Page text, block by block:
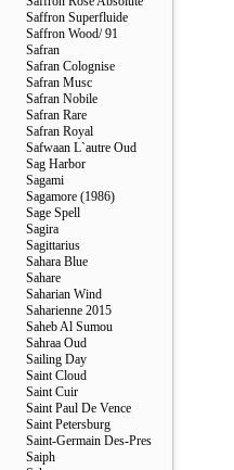
Saffron Superfluide
Saffron Wood/ 91
Safran
Safran Colognise
Safran Musc
Safran Nobile
Safran Rare
Safran Royal
Safwaan L`autre Oud
Sag Harbor
Sagami
Sagamore (1986)
Sage Spell
Sagira
Sagittarius
Sahara Blue
Sahare
Saharian Wind
Saharienne 2015
Saheb Al Sumou
Sahraa Oud
Sailing Day
Saint Cloud
Saint Cuir
Saint Paul De Vence
Saint Petersburg
Saint-Germain Des-Pres
Saiph